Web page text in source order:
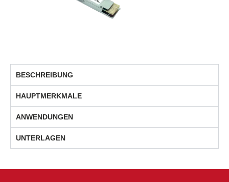
BESCHREIBUNG
HAUPTMERKMALE
ANWENDUNGEN
UNTERLAGEN